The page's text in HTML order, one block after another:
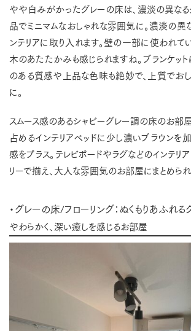
やや白みがかったグレーの床は、濃淡の異な
品でミニマムなおしゃれな雰囲気に。濃淡の異
ンテリアに取り入れます。壁の一部に使われて
木のあたたかみも感じられますね。ブランケット
のある質感や上品な色味も絶妙で、上質でお
に。
スムース感のあるシャビーグレー調の床のお部
占めるインテリアベッドに少し濃いブラウンを
感をプラス。テレビボードやラグなどのインテリ
リーで揃え、大人な雰囲気のお部屋にまとめられ
・グレーの床/フローリング：ぬくもりあふれる
やわらかく、深い癒しを感じるお部屋